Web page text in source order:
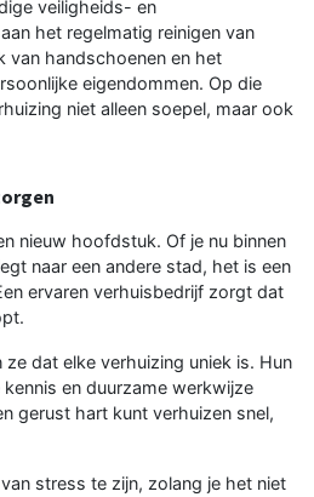
veiligheids- en
het regelmatig reinigen van
van handschoenen en het
eigendommen. Op die
niet alleen soepel, maar ook
nieuw hoofdstuk. Of je nu binnen
naar een andere stad, het is een
ervaren verhuisbedrijf zorgt dat
dat elke verhuizing uniek is. Hun
en duurzame werkwijze
gerust hart kunt verhuizen snel,
stress te zijn, zolang je het niet